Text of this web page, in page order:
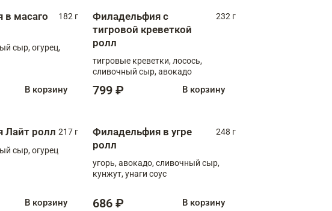
в масаго
182 г
сыр, огурец,
В корзину
Филадельфия с
тигровой креветкой
ролл
232 г
тигровые креветки, лосось,
сливочный сыр, авокадо
799 ₽ В корзину
Лайт ролл 217 г
сыр, огурец
В корзину
Филадельфия в угре
ролл
248 г
угорь, авокадо, сливочный сыр,
кунжут, унаги соус
686 ₽ В корзину